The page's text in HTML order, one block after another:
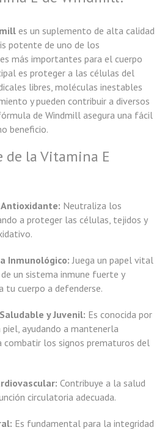
es un suplemento de alta calidad
potente de uno de los
más importantes para el cuerpo
es proteger a las células del
libres, moléculas inestables
y pueden contribuir a diversos
de Windmill asegura una fácil
beneficio.
de la Vitamina E
Neutraliza los
a proteger las células, tejidos y
Inmunológico: Juega un papel vital
un sistema inmune fuerte y
tu cuerpo a defenderse.
y Juvenil: Es conocida por
ayudando a mantenerla
combatir los signos prematuros del
Contribuye a la salud
circulatoria adecuada.
Es fundamental para la integridad